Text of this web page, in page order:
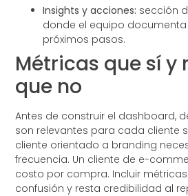
Insights y acciones: sección
donde el equipo
próximos pasos.
Métricas que sí y
que no
Antes de construir el dashboard,
son relevantes para cada cliente
cliente orientado a branding
frecuencia. Un cliente de e-
costo por compra. Incluir
confusión y resta credibilidad al